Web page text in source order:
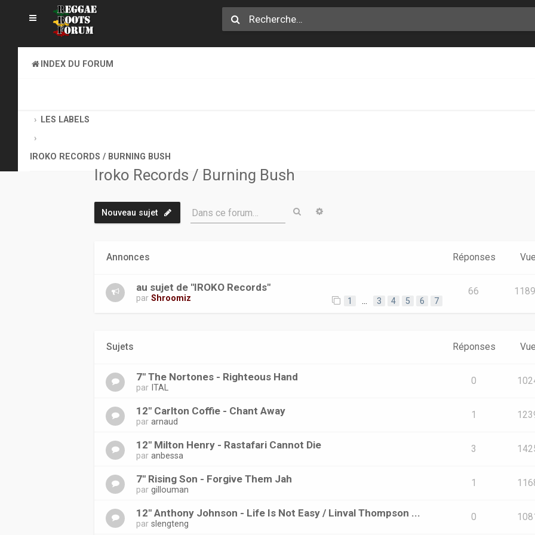
INDEX DU FORUM
LES LABELS
IROKO RECORDS / BURNING BUSH
Iroko Records / Burning Bush
Nouveau sujet Dans ce forum… Rechercher
Annonces Réponses
au sujet de "IROKO Records"
parShroomiz 1 3 4 5 6 7
66
Sujets Réponses
7" The Nortones - Righteous Hand
par ITAL
0
12" Carlton Coffie - Chant Away
pararnaud
1
12" Milton Henry - Rastafari Cannot Die
paranbessa
3
7" Rising Son - Forgive Them Jah
pargillouman
1
12" Anthony Johnson - Life Is Not Easy / Linval Thompson ...
parslengteng
0